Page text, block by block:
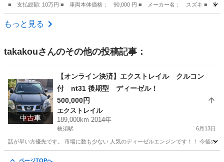
■ 支払総額: 10万円 ■ 車両本体価格： 90,000 円 ■ メーカー名： スズキ ■
大分 大分市
もっと見る
takakouさんのその他の投稿記事：
中古車
【オンライン決済】エクストレイル クルコン
付 nt31 後期型 ディーゼル！
500,000円
エクストレイル
189,000km 2014年
柚須駅 6月13日
話が早い方優先です。 市場に数も少ない 人気のディーゼルエンジンです！！ 今後の
ページTOPへ